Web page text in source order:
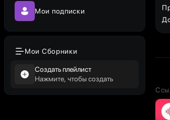
Мои подписки
Мои Сборники
Создать плейлист
Нажмите, чтобы создать